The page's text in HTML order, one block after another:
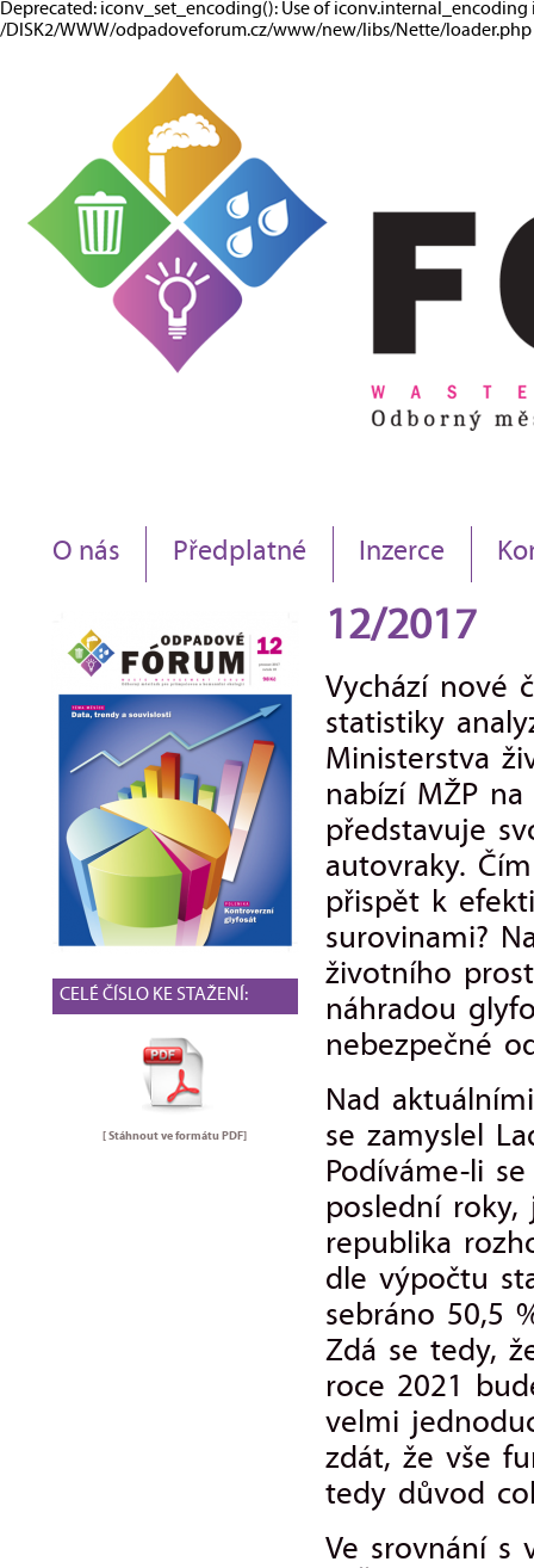
Deprecated: iconv_set_encoding(): Use of iconv.internal_encoding
/DISK2/WWW/odpadoveforum.cz/www/new/libs/Nette/loader.php
O nás Předplatné Inzerce
CELÉ ČÍSLO KE STAŽENÍ:
[ Stáhnout ve formátuPDF]
12/2017
Vychází nové
statistiky
Ministerstva
nabízí MŽP
představuje
autovraky.
přispět k
surovinami?
životního
náhradou
nebezpečné
Nad
se zamyslel
Podíváme-li
poslední roky,
republika
dle výpočtu
sebráno 50,5
Zdá se tedy,
roce 2021
velmi
zdát, že vše
tedy důvod
Ve srovnání s